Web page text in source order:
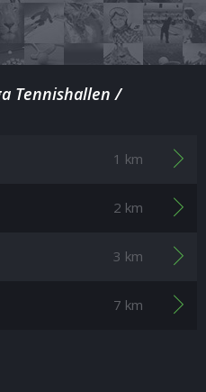
Tennishallen /
1 km
2 km
3 km
7 km